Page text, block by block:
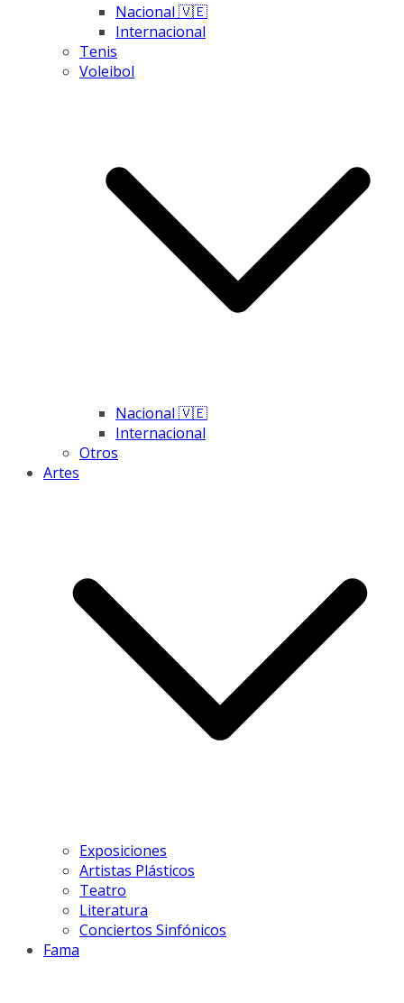
Nacional 🇻🇪
Internacional
Tenis
Voleibol
Nacional 🇻🇪
Internacional
Otros
Artes
Exposiciones
Artistas Plásticos
Teatro
Literatura
Conciertos Sinfónicos
Fama